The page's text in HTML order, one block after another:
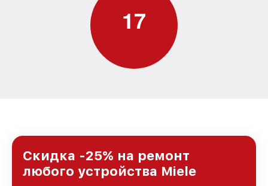
17
Скидка -25% на ремонт
любого устройства Miele